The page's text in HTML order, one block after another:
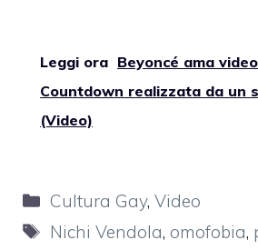
Leggi ora Beyoncé ama
Countdown realizzata da un
(Video)
Categorie
Cultura Gay,Video
Tag
Nichi Vendola, omofobia,